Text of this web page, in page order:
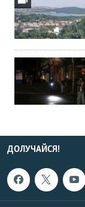
ДОЛУЧАЙСЯ!